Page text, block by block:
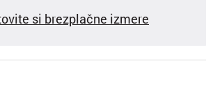
si brezplačne izmere